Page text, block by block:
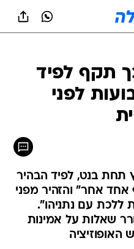
תקף לפיד
לפני
תחת בנט, לפיד הבהיר
אחר" והזהיר מפני
ללכת עם נתניהו".
שאלות על אמינות
האופוזיציה